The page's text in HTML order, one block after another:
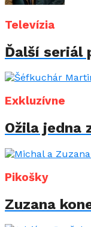
Televízia
Ďalší seriál
Exkluzívne
Ožila jedna
Pikošky
Zuzana